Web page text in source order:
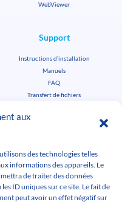
aux
des technologies telles
informations des appareils. Le
de traiter des données
ID uniques sur ce site. Le fait de
peut avoir un effet négatif sur
WebViewer
Support
Instructions d'installation
Manuels
FAQ
Transfert de fichiers
Support clé étudiant / enseignant